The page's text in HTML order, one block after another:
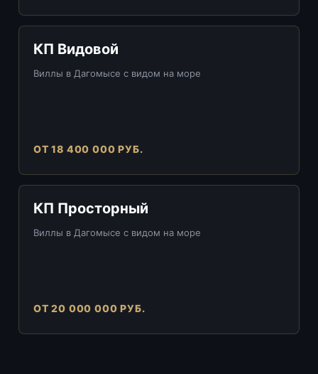
КП Видовой
Виллы в Дагомысе с видом на море
ОТ 18 400 000 РУБ.
КП Просторный
Виллы в Дагомысе с видом на море
ОТ 20 000 000 РУБ.